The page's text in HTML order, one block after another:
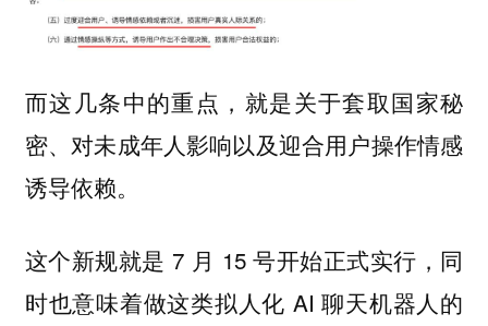
而这几条中的重点，就是关于套取国家秘
密、对未成年人影响以及迎合用户操作情感
诱导依赖。
这个新规就是 7 月 15 号开始正式实行，同
时也意味着做这类拟人化 AI 聊天机器人的